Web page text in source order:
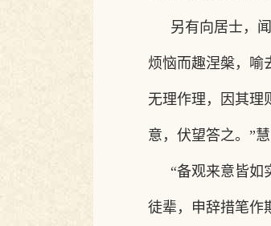
另有向居士，
烦恼而趣涅槃，喻
无理作理，因其理
意，伏望答之。”
“备观来意皆如
徒辈，申辞措笔作